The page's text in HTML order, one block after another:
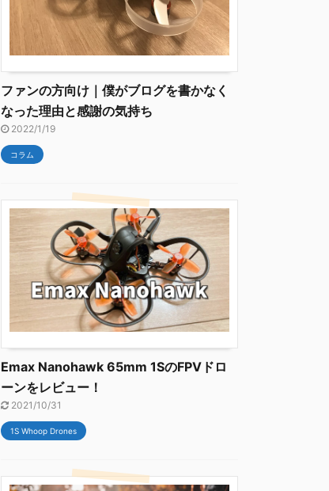
ファンの方向け｜僕がブログを書かなく
なった理由と感謝の気持ち
2022/1/19
コラム
Emax Nanohawk 65mm 1SのFPVドロ
ーンをレビュー！
2021/10/31
1S Whoop Drones